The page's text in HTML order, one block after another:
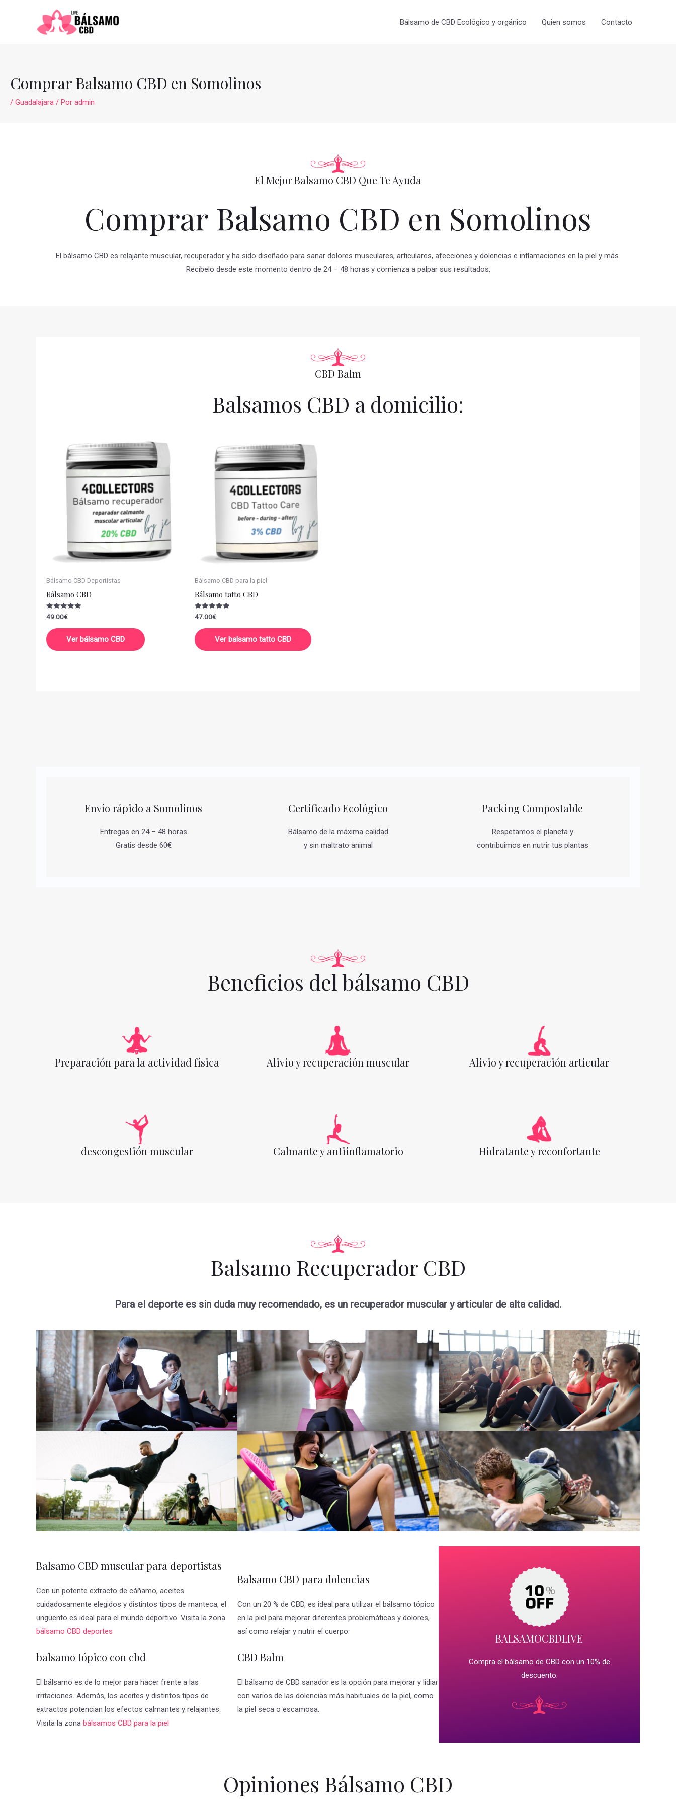
Bálsamo de CBD Ecológico y orgánico Quien somos Contacto
Comprar Balsamo CBD en Somolinos
/ Guadalajara / Por admin
El Mejor Balsamo CBD Que Te Ayuda
Comprar Balsamo CBD en Somolinos
El bálsamo CBD es relajante muscular, recuperador y ha sido diseñado para sanar dolores musculares, articulares, afecciones y dolencias e inflamaciones en la piel y más.
Recíbelo desde este momento dentro de 24 – 48 horas y comienza a palpar sus resultados.
CBD Balm
Balsamos CBD a domicilio:
Bálsamo CBD Deportistas
Bálsamo CBD
Valorado
con
5.00
de 5
49.00€
Ver bálsamo CBD
Bálsamo CBD para la piel
Bálsamo tatto CBD
Valorado
con
5.00
de 5
47.00€
Ver balsamo tatto CBD
Envío rápido a Somolinos
Entregas en 24 – 48 horas
Gratis desde 60€
Certificado Ecológico
Bálsamo de la máxima calidad
y sin maltrato animal
Packing Compostable
Respetamos el planeta y
contribuimos en nutrir tus plantas
Beneficios del bálsamo CBD
Preparación para la actividad física Alivio y recuperación muscular Alivio y recuperación articular
descongestión muscular Calmante y antiinflamatorio Hidratante y reconfortante
Balsamo Recuperador CBD
Para el deporte es sin duda muy recomendado, es un recuperador muscular y articular de alta calidad.
Balsamo CBD muscular para deportistas
Con un potente extracto de cáñamo, aceites
cuidadosamente elegidos y distintos tipos de manteca, el
ungüento es ideal para el mundo deportivo. Visita la zona
bálsamo CBD deportes
balsamo tópico con cbd
El bálsamo es de lo mejor para hacer frente a las
irritaciones. Además, los aceites y distintos tipos de
extractos potencian los efectos calmantes y relajantes.
Visita la zona bálsamos CBD para la piel
Balsamo CBD para dolencias
Con un 20 % de CBD, es ideal para utilizar el bálsamo tópico
en la piel para mejorar diferentes problemáticas y dolores,
así como relajar y nutrir el cuerpo.
CBD Balm
El bálsamo de CBD sanador es la opción para mejorar y lidiar
con varios de las dolencias más habituales de la piel, como
la piel seca o escamosa.
BALSAMOCBDLIVE
Compra el bálsamo de CBD con un 10% de
descuento.
Opiniones Bálsamo CBD